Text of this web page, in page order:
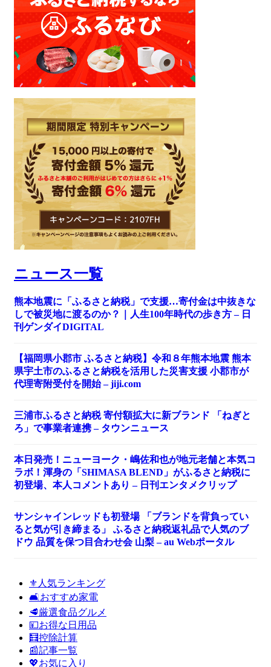
ニュース一覧
熊本地震に「ふるさと納税」で支援…寄付金は中抜きな
しで被災地に渡るのか？｜人生100年時代の歩き方 – 日
刊ゲンダイDIGITAL
【福岡県小郡市 ふるさと納税】令和８年熊本地震 熊本
県宇土市のふるさと納税を活用した災害支援 小郡市が
代理寄附受付を開始 – jiji.com
三浦市ふるさと納税 寄付額拡大に新ブランド 「ねぎと
ろ」で事業者連携 – タウンニュース
本日発売！ニューヨーク・嶋佐和也が地元老舗と本気コ
ラボ！渾身の「SHIMASA BLEND」がふるさと納税に
初登場、本人コメントあり – 日刊エンタメクリップ
サンシャインレッドも初登場 「ブランドを背負ってい
ると気が引き締まる」 ふるさと納税返礼品で人気のブ
ドウ 品質を保つ目合わせ会 山梨 – au Webポータル
⚜️人気ランキング
🛋️おすすめ家電
🥩厳選食品グルメ
💴お得な日用品
🧮控除計算
📰記事一覧
💖お気に入り